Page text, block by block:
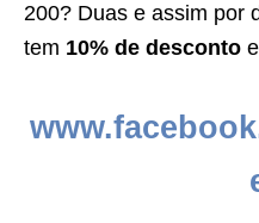
200? Duas e assim por
tem 10% de desconto e